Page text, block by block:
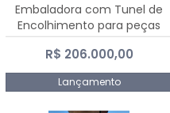
Embaladora com Tunel de
Encolhimento para peças
grandes portas janelas -
Dalmak
R$ 206.000,00
Lançamento